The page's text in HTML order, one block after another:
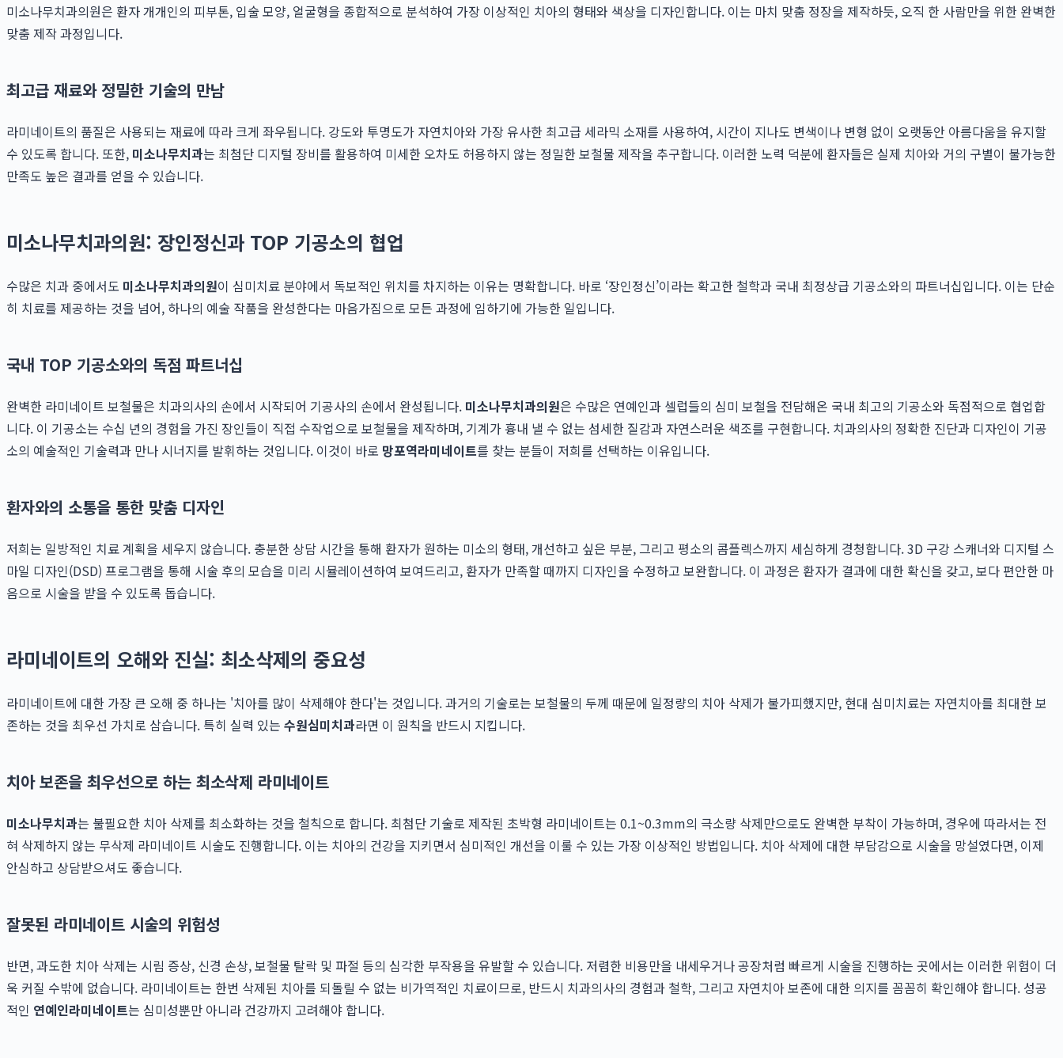
미소나무치과의원은 환자 개개인의 피부톤, 입술 모양, 얼굴형을 종합적으로 분석하여 가장 이상적인 치아의 형태와 색상을 디자인합니다. 이는 마치 맞춤 정장을 제작하듯, 오직 한 사람만을 위한 완벽한
맞춤 제작 과정입니다.
최고급 재료와 정밀한 기술의 만남
라미네이트의 품질은 사용되는 재료에 따라 크게 좌우됩니다. 강도와 투명도가 자연치아와 가장 유사한 최고급 세라믹 소재를 사용하여, 시간이 지나도 변색이나 변형 없이 오랫동안 아름다움을 유지할
수 있도록 합니다. 또한, 미소나무치과는 최첨단 디지털 장비를 활용하여 미세한 오차도 허용하지 않는 정밀한 보철물 제작을 추구합니다. 이러한 노력 덕분에 환자들은 실제 치아와 거의 구별이 불가능한
만족도 높은 결과를 얻을 수 있습니다.
미소나무치과의원: 장인정신과 TOP 기공소의 협업
수많은 치과 중에서도 미소나무치과의원이 심미치료 분야에서 독보적인 위치를 차지하는 이유는 명확합니다. 바로 ‘장인정신’이라는 확고한 철학과 국내 최정상급 기공소와의 파트너십입니다. 이는 단순
히 치료를 제공하는 것을 넘어, 하나의 예술 작품을 완성한다는 마음가짐으로 모든 과정에 임하기에 가능한 일입니다.
국내 TOP 기공소와의 독점 파트너십
완벽한 라미네이트 보철물은 치과의사의 손에서 시작되어 기공사의 손에서 완성됩니다. 미소나무치과의원은 수많은 연예인과 셀럽들의 심미 보철을 전담해온 국내 최고의 기공소와 독점적으로 협업합
니다. 이 기공소는 수십 년의 경험을 가진 장인들이 직접 수작업으로 보철물을 제작하며, 기계가 흉내 낼 수 없는 섬세한 질감과 자연스러운 색조를 구현합니다. 치과의사의 정확한 진단과 디자인이 기공
소의 예술적인 기술력과 만나 시너지를 발휘하는 것입니다. 이것이 바로 망포역라미네이트를 찾는 분들이 저희를 선택하는 이유입니다.
환자와의 소통을 통한 맞춤 디자인
저희는 일방적인 치료 계획을 세우지 않습니다. 충분한 상담 시간을 통해 환자가 원하는 미소의 형태, 개선하고 싶은 부분, 그리고 평소의 콤플렉스까지 세심하게 경청합니다. 3D 구강 스캐너와 디지털 스
마일 디자인(DSD) 프로그램을 통해 시술 후의 모습을 미리 시뮬레이션하여 보여드리고, 환자가 만족할 때까지 디자인을 수정하고 보완합니다. 이 과정은 환자가 결과에 대한 확신을 갖고, 보다 편안한 마
음으로 시술을 받을 수 있도록 돕습니다.
라미네이트의 오해와 진실: 최소삭제의 중요성
라미네이트에 대한 가장 큰 오해 중 하나는 '치아를 많이 삭제해야 한다'는 것입니다. 과거의 기술로는 보철물의 두께 때문에 일정량의 치아 삭제가 불가피했지만, 현대 심미치료는 자연치아를 최대한 보
존하는 것을 최우선 가치로 삼습니다. 특히 실력 있는 수원심미치과라면 이 원칙을 반드시 지킵니다.
치아 보존을 최우선으로 하는 최소삭제 라미네이트
미소나무치과는 불필요한 치아 삭제를 최소화하는 것을 철칙으로 합니다. 최첨단 기술로 제작된 초박형 라미네이트는 0.1~0.3mm의 극소량 삭제만으로도 완벽한 부착이 가능하며, 경우에 따라서는 전
혀 삭제하지 않는 무삭제 라미네이트 시술도 진행합니다. 이는 치아의 건강을 지키면서 심미적인 개선을 이룰 수 있는 가장 이상적인 방법입니다. 치아 삭제에 대한 부담감으로 시술을 망설였다면, 이제
안심하고 상담받으셔도 좋습니다.
잘못된 라미네이트 시술의 위험성
반면, 과도한 치아 삭제는 시림 증상, 신경 손상, 보철물 탈락 및 파절 등의 심각한 부작용을 유발할 수 있습니다. 저렴한 비용만을 내세우거나 공장처럼 빠르게 시술을 진행하는 곳에서는 이러한 위험이 더
욱 커질 수밖에 없습니다. 라미네이트는 한번 삭제된 치아를 되돌릴 수 없는 비가역적인 치료이므로, 반드시 치과의사의 경험과 철학, 그리고 자연치아 보존에 대한 의지를 꼼꼼히 확인해야 합니다. 성공
적인 연예인라미네이트는 심미성뿐만 아니라 건강까지 고려해야 합니다.